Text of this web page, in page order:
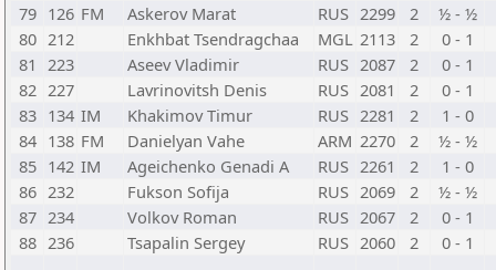
79 126 FM Askerov Marat RUS 2299 2
½ - ½
80 212 Enkhbat Tsendragchaa MGL 2113 2
0 - 1
81 223 Aseev Vladimir RUS 2087 2
0 - 1
82 227 Lavrinovitsh Denis RUS 2081 2
0 - 1
83 134 IM Khakimov Timur RUS 2281 2
1 - 0
84 138 FM Danielyan Vahe ARM 2270 2
½ - ½
85 142 IM Ageichenko Genadi A RUS 2261 2
1 - 0
86 232 Fukson Sofija RUS 2069 2
½ - ½
87 234 Volkov Roman RUS 2067 2
0 - 1
88 236 Tsapalin Sergey RUS 2060 2
0 - 1